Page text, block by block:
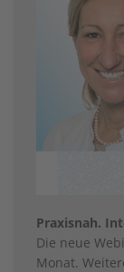
Praxisnah.
Die neue
Monat.